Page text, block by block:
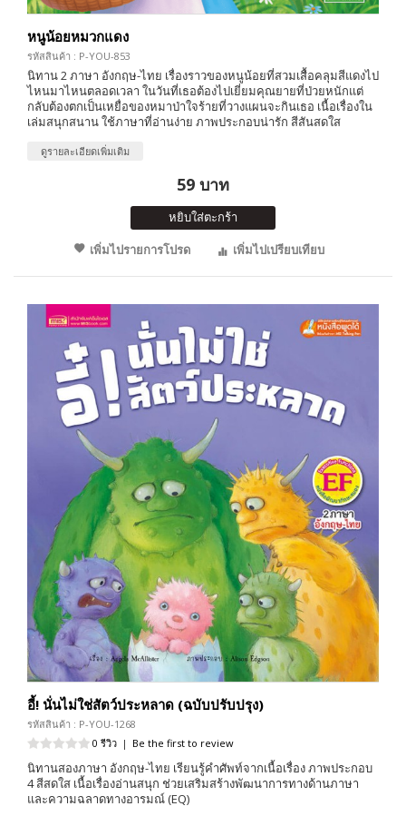
หนูน้อยหมวกแดง
รหัสสินค้า : P-YOU-853
นิทาน 2 ภาษา อังกฤษ-ไทย เรื่องราวของหนูน้อยที่สวมเสื้อคลุมสีแดงไป
ไหนมาไหนตลอดเวลา ในวันที่เธอต้องไปเยี่ยมคุณยายที่ป่วยหนักแต่
กลับต้องตกเป็นเหยื่อของหมาป่าใจร้ายที่วางแผนจะกินเธอ เนื้อเรื่องใน
เล่มสนุกสนาน ใช้ภาษาที่อ่านง่าย ภาพประกอบน่ารัก สีสันสดใส
ดูรายละเอียดเพิ่มเติม
59 บาท
หยิบใส่ตะกร้า
เพิ่มไปรายการโปรด
เพิ่มไปเปรียบเทียบ
อี้! นั่นไม่ใช่สัตว์ประหลาด (ฉบับปรับปรุง)
รหัสสินค้า : P-YOU-1268
0 รีวิว | Be the first to review
นิทานสองภาษา อังกฤษ-ไทย เรียนรู้คำศัพท์จากเนื้อเรื่อง ภาพประกอบ
4 สีสดใส เนื้อเรื่องอ่านสนุก ช่วยเสริมสร้างพัฒนาการทางด้านภาษา
และความฉลาดทางอารมณ์ (EQ)